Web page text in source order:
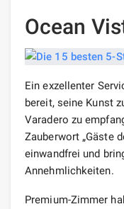
Ocean
Ein exzellenter
bereit, seine Kunst
Varadero zu
Zauberwort „Gäste
einwandfrei und
Annehmlichkeiten.
Premium-Zimmer